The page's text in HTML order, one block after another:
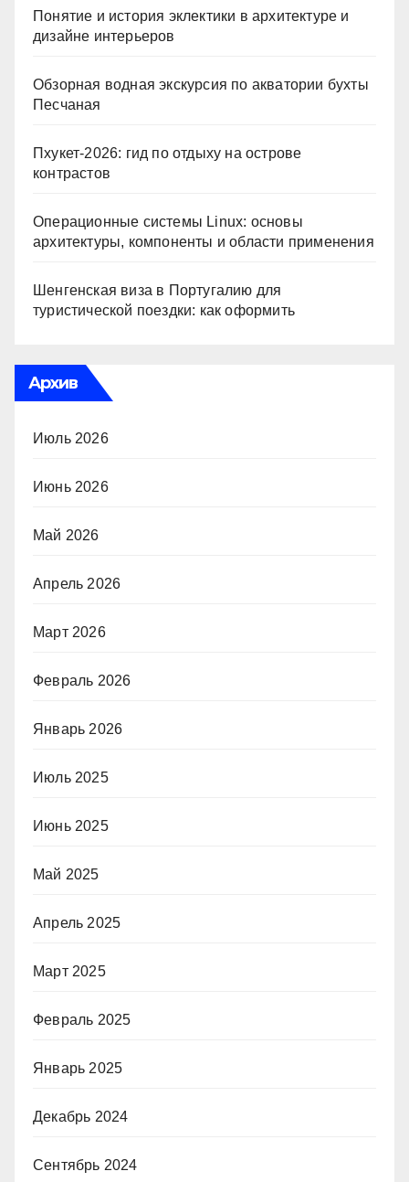
Понятие и история эклектики в архитектуре и
дизайне интерьеров
Обзорная водная экскурсия по акватории бухты
Песчаная
Пхукет-2026: гид по отдыху на острове
контрастов
Операционные системы Linux: основы
архитектуры, компоненты и области применения
Шенгенская виза в Португалию для
туристической поездки: как оформить
Архив
Июль 2026
Июнь 2026
Май 2026
Апрель 2026
Март 2026
Февраль 2026
Январь 2026
Июль 2025
Июнь 2025
Май 2025
Апрель 2025
Март 2025
Февраль 2025
Январь 2025
Декабрь 2024
Сентябрь 2024